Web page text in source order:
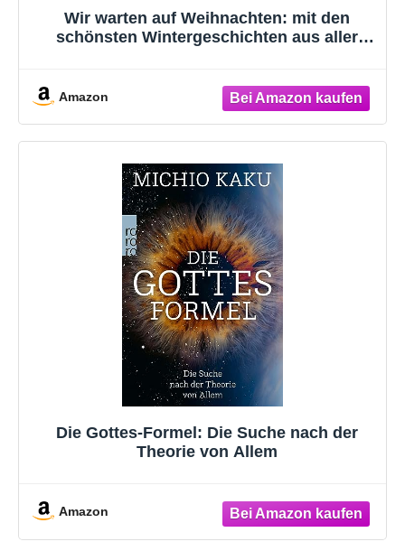
Wir warten auf Weihnachten: mit den
schönsten Wintergeschichten aus aller
Amazon
Die Gottes-Formel: Die Suche nach der
Theorie von Allem
Amazon